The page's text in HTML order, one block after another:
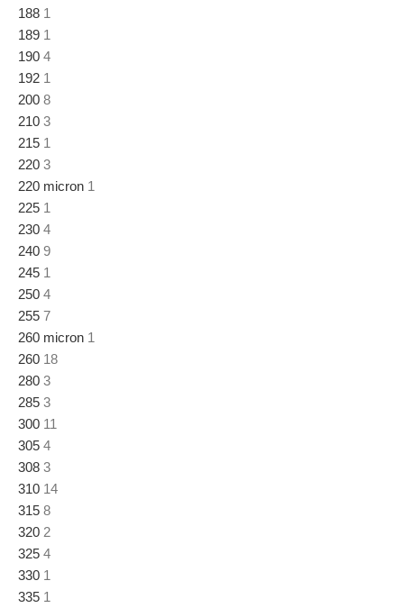
188 1
189 1
190 4
192 1
200 8
210 3
215 1
220 3
220 micron 1
225 1
230 4
240 9
245 1
250 4
255 7
260 micron 1
260 18
280 3
285 3
300 11
305 4
308 3
310 14
315 8
320 2
325 4
330 1
335 1